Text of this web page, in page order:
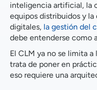
inteligencia artificial, la
equipos distribuidos y
digitales, la gestión del
debe entenderse como
El CLM ya no se limita
trata de poner en
eso requiere una